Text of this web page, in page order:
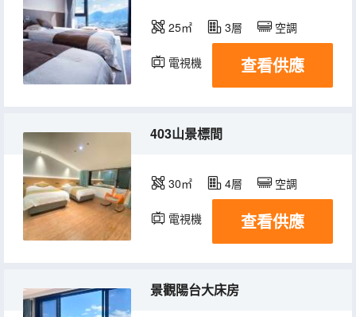
25㎡ 3層 空調
電視機 查看供應
403山景標間
30㎡ 4層 空調
電視機 查看供應
景觀陽台大床房